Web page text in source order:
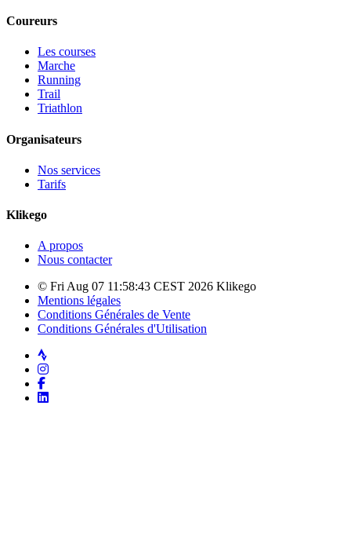
Coureurs
Les courses
Marche
Running
Trail
Triathlon
Organisateurs
Nos services
Tarifs
Klikego
A propos
Nous contacter
© Fri Aug 07 11:58:43 CEST 2026 Klikego
Mentions légales
Conditions Générales de Vente
Conditions Générales d'Utilisation
Strava
Instagram
Facebook